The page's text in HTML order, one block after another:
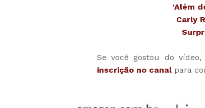
'Além
Carly
Se você gostou do
inscrição no canalpara